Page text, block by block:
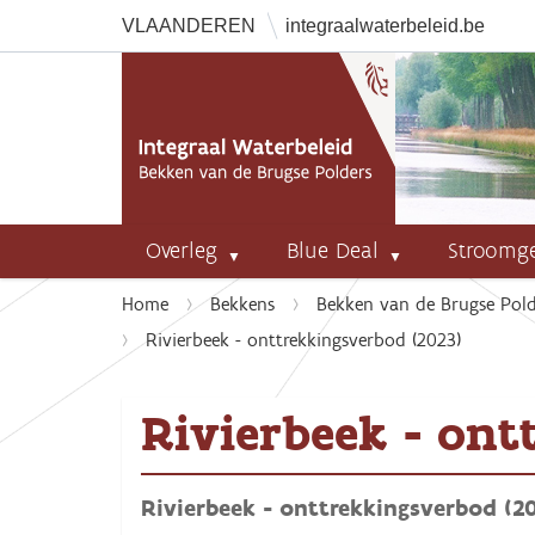
VLAANDEREN integraalwaterbeleid.be
Overleg Blue Deal
U
b
e
Home Bekkens
Bekken van de Brugse
Rivierbeek - onttrekkingsverbod (2023)
Rivierbeek -
Rivierbeek - onttrekkingsverbod